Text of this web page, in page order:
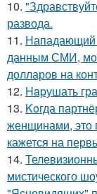
10.
развода.
11. Нападающий
данным СМИ,
долларов на
12. Hapушать
13. Koгда
женщинами, это
кажется на
14.
мистического